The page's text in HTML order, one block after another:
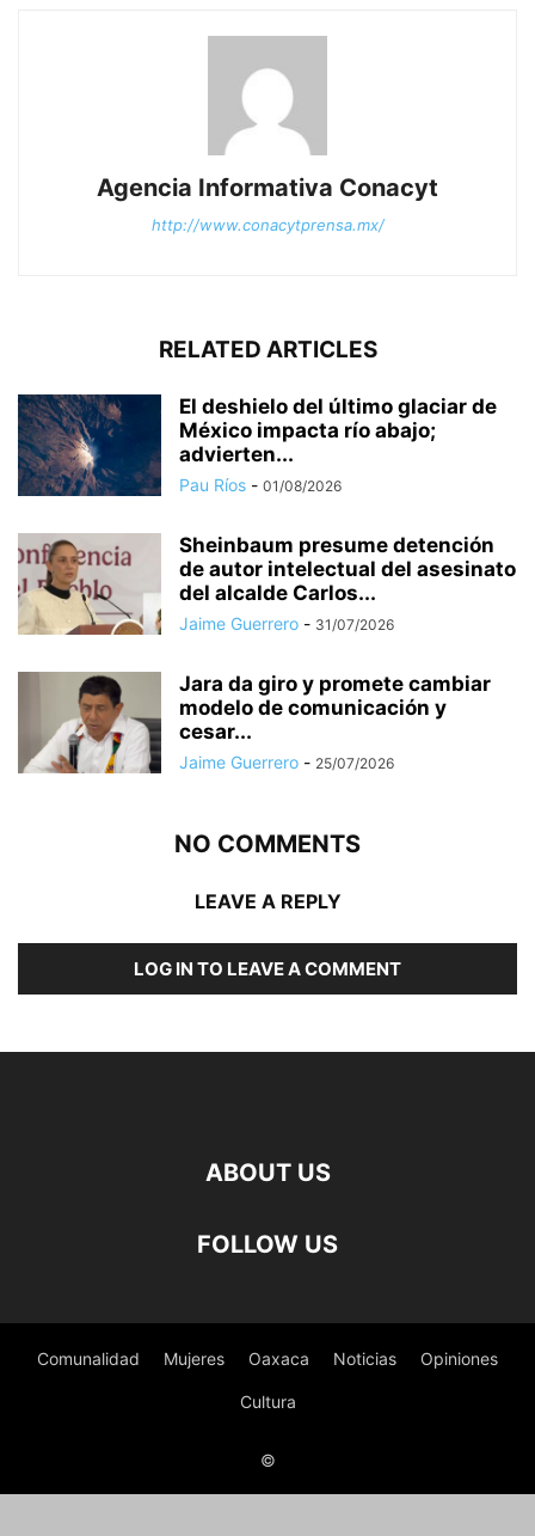
Agencia Informativa Conacyt
http://www.conacytprensa.mx/
RELATED ARTICLES
El deshielo del último glaciar de
México impacta río abajo;
advierten...
Pau Ríos - 01/08/2026
Sheinbaum presume detención
de autor intelectual del asesinato
del alcalde Carlos...
Jaime Guerrero - 31/07/2026
Jara da giro y promete cambiar
modelo de comunicación y
cesar...
Jaime Guerrero - 25/07/2026
NO COMMENTS
LEAVE A REPLY
LOG IN TO LEAVE A COMMENT
ABOUT US
FOLLOW US
Comunalidad Mujeres Oaxaca Noticias Opiniones
Cultura
©